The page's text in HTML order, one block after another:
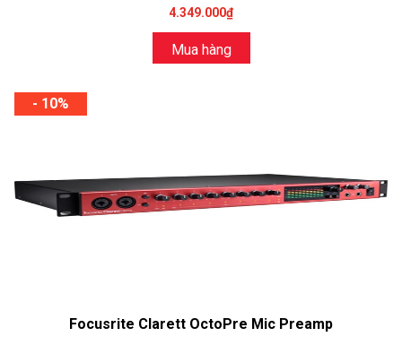
4.349.000₫
Mua hàng
- 10%
Focusrite Clarett OctoPre Mic Preamp